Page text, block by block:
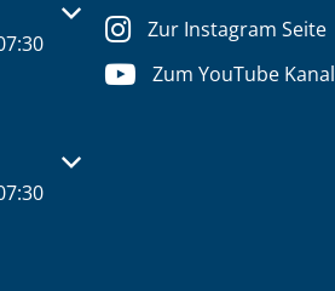
oder Schließzeiten auszublenden
oder Schließzeiten auszublenden
Zur Instagram Seite
Zum YouTube Kanal